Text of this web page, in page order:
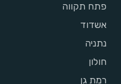
פתח תקווה
אשדוד
נתניה
חולון
רמת גן